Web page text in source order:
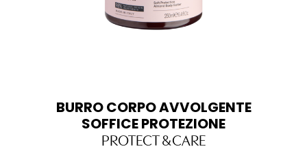
BURRO CORPO AVVOLGENTE
SOFFICE PROTEZIONE
PROTECT & CARE